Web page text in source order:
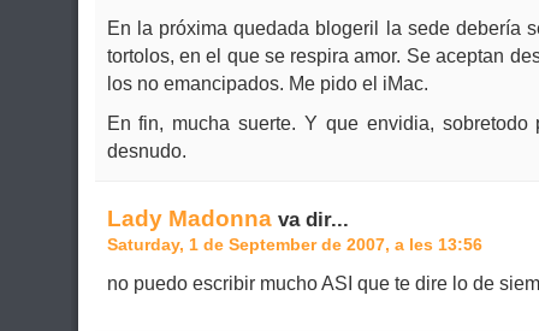
En la próxima quedada blogeril la sede debería
tortolos, en el que se respira amor. Se aceptan
los no emancipados. Me pido el iMac.
En fin, mucha suerte. Y que envidia,
desnudo.
Lady Madonnava dir...
Saturday, 1 de September de 2007, a les 13:56
no puedo escribir mucho ASI que te dire lo de